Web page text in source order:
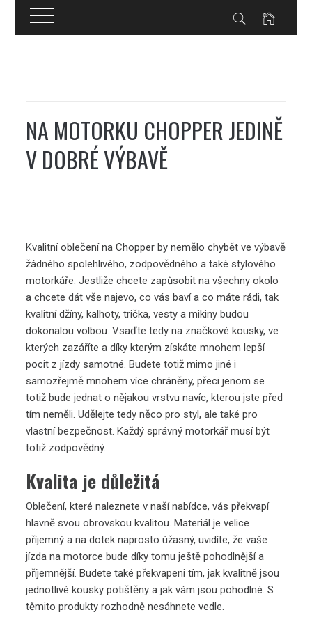
NA MOTORKU CHOPPER JEDINĚ
V DOBRÉ VÝBAVĚ
Kvalitníoblečení na Chopper by nemělo chybět ve výbavě
žádného spolehlivého, zodpovědného a také stylového
motorkáře. Jestliže chcete zapůsobit na všechny okolo
a chcete dát vše najevo, co vás baví a co máte rádi, tak
kvalitní džíny, kalhoty, trička, vesty a mikiny budou
dokonalou volbou. Vsaďte tedy na značkové kousky, ve
kterých zazáříte a díky kterým získáte mnohem lepší
pocit z jízdy samotné. Budete totiž mimo jiné i
samozřejmě mnohem více chráněny, přeci jenom se
totiž bude jednat o nějakou vrstvu navíc, kterou jste před
tím neměli. Udělejte tedy něco pro styl, ale také pro
vlastní bezpečnost. Každý správný motorkář musí být
totiž zodpovědný.
Kvalita je důležitá
Oblečení, které naleznete v naší nabídce, vás překvapí
hlavně svou obrovskou kvalitou. Materiál je velice
příjemný a na dotek naprosto úžasný, uvidíte, že vaše
jízda na motorce bude díky tomu ještě pohodlnější a
příjemnější. Budete také překvapeni tím, jak kvalitně jsou
jednotlivé kousky potištěny a jak vám jsou pohodlné. S
těmito produkty rozhodně nesáhnete vedle.